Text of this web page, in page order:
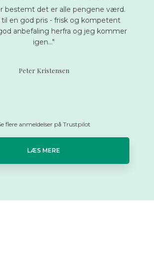
bestemt det er alle pengene værd.
til en god pris - frisk og kompetent
anbefaling herfra og jeg kommer
igen..."
Peter Kristensen
flere anmeldelser på Trustpilot
LÆS MERE​